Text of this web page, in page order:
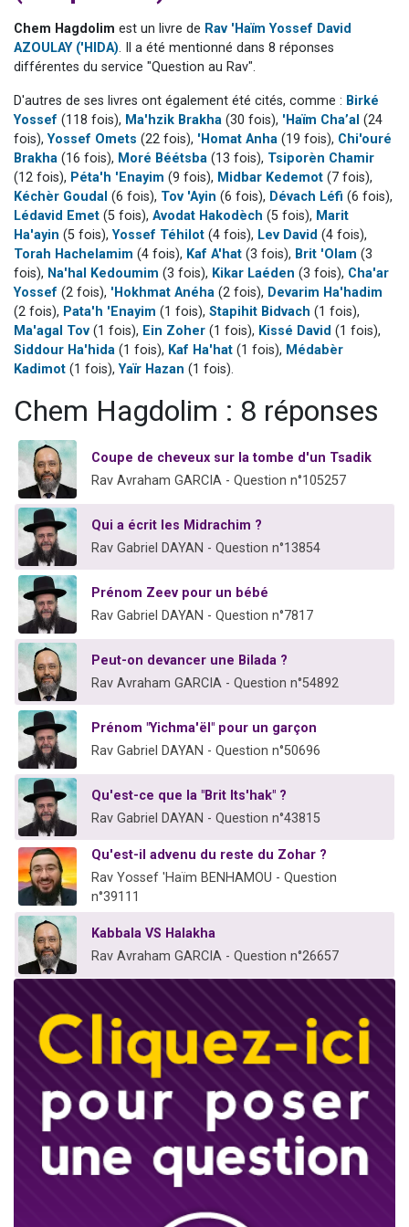
2 nouvelles musiques dans Torah-Box Music
8 personnes viennent de faire un don pour Tsédaka : pauvres d'Israel
2 personnes viennent de faire un don pour 1 Journée de Vacances Pour les Enfants
Chem Hagdolim est un livre de Rav 'Haïm Yossef David
AZOULAY ('HIDA). Il a été mentionné dans 8 réponses
différentes du service "Question au Rav".
D'autres de ses livres ont également été cités, comme : Birké
Yossef (118 fois), Ma'hzik Brakha (30 fois), 'Haïm Cha’al (24
fois), Yossef Omets (22 fois), 'Homat Anha (19 fois), Chi'ouré
Brakha (16 fois), Moré Béétsba (13 fois), Tsiporèn Chamir
(12 fois), Péta'h 'Enayim (9 fois), Midbar Kedemot (7 fois),
Kéchèr Goudal (6 fois), Tov 'Ayin (6 fois), Dévach Léfi (6 fois),
Lédavid Emet (5 fois), Avodat Hakodèch (5 fois), Marit
Ha'ayin (5 fois), Yossef Téhilot (4 fois), Lev David (4 fois),
Torah Hachelamim (4 fois), Kaf A'hat (3 fois), Brit 'Olam (3
fois), Na'hal Kedoumim (3 fois), Kikar Laéden (3 fois), Cha'ar
Yossef (2 fois), 'Hokhmat Anéha (2 fois), Devarim Ha'hadim
(2 fois), Pata'h 'Enayim (1 fois), Stapihit Bidvach (1 fois),
Ma'agal Tov (1 fois), Ein Zoher (1 fois), Kissé David (1 fois),
Siddour Ha'hida (1 fois), Kaf Ha'hat (1 fois), Médabèr
Kadimot (1 fois), Yaïr Hazan (1 fois).
Chem Hagdolim : 8 réponses
Coupe de cheveux sur la tombe d'un Tsadik
Rav Avraham GARCIA - Question n°105257
Qui a écrit les Midrachim ?
Rav Gabriel DAYAN - Question n°13854
Prénom Zeev pour un bébé
Rav Gabriel DAYAN - Question n°7817
Peut-on devancer une Bilada ?
Rav Avraham GARCIA - Question n°54892
Prénom "Yichma'ël" pour un garçon
Rav Gabriel DAYAN - Question n°50696
Qu'est-ce que la "Brit Its'hak" ?
Rav Gabriel DAYAN - Question n°43815
Qu'est-il advenu du reste du Zohar ?
Rav Yossef 'Haïm BENHAMOU - Question
n°39111
Kabbala VS Halakha
Rav Avraham GARCIA - Question n°26657